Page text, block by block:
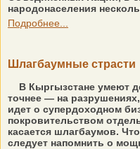
народонаселения
Подробнее...
Шлагбаумные страсти
В Кыргызстане умеют
точнее — на
идет о супердоходном
покровительством
касается шлагбаумов.
следует напомнить о